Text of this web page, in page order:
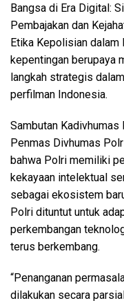
Bangsa di Era Digital:
Pembajakan dan
Etika Kepolisian dalam
kepentingan berupaya
langkah strategis
perfilman Indonesia.
Sambutan
Penmas Divhumas
bahwa Polri memiliki
kekayaan intelektual
sebagai ekosistem
Polri dituntut untuk
perkembangan
terus berkembang.
“Penanganan
dilakukan secara